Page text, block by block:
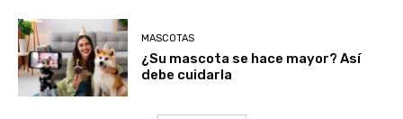
MASCOTAS
¿Su mascota se hace mayor? Así
debe cuidarla